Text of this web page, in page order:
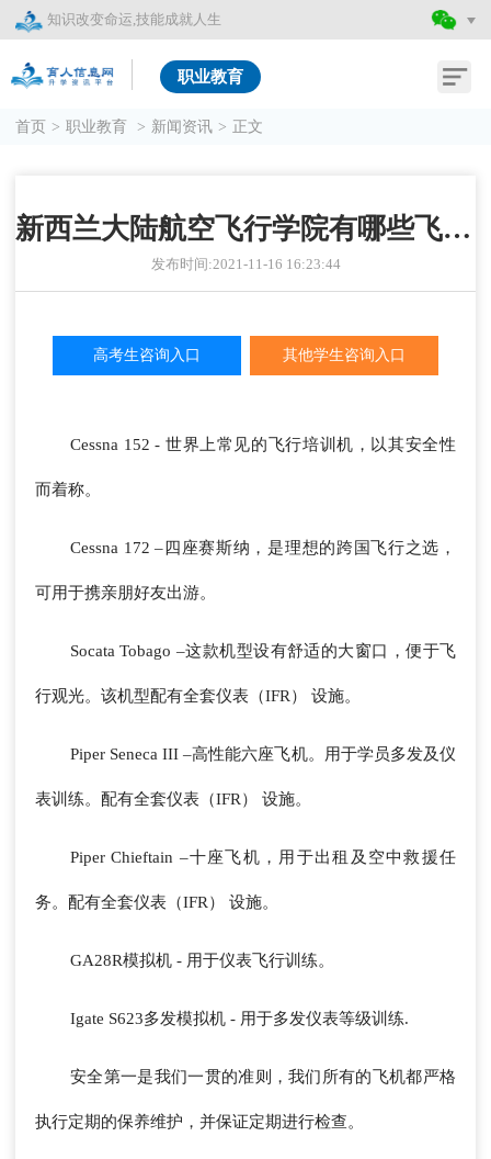
知识改变命运,技能成就人生
职业教育
首页 > 职业教育 > 新闻资讯 > 正文
新西兰大陆航空飞行学院有哪些飞机？
发布时间:2021-11-16 16:23:44
高考生咨询入口 其他学生咨询入口
Cessna 152 - 世界上常见的飞行培训机，以其安全性
而着称。
Cessna 172 –四座赛斯纳，是理想的跨国飞行之选，
可用于携亲朋好友出游。
Socata Tobago –这款机型设有舒适的大窗口，便于飞
行观光。该机型配有全套仪表（IFR） 设施。
Piper Seneca III –高性能六座飞机。用于学员多发及仪
表训练。配有全套仪表（IFR） 设施。
Piper Chieftain –十座飞机，用于出租及空中救援任
务。配有全套仪表（IFR） 设施。
GA28R模拟机 - 用于仪表飞行训练。
Igate S623多发模拟机 - 用于多发仪表等级训练.
安全第一是我们一贯的准则，我们所有的飞机都严格
执行定期的保养维护，并保证定期进行检查。